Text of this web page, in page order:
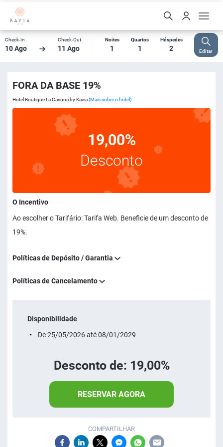
Check-In
10 Ago
Check-Out
11 Ago
Noites
1
Quartos
1
Hóspedes
2 Editar
FORA DA BASE 19%
Hotel Boutique La Casona by Kavia(Mais sobre o hotel)
19,00%
Desconto
O Incentivo
Ao escolher o Tarifário: Tarifa Web. Beneficie de um desconto de
19%.
Políticas de Depósito / Garantia
Políticas de Cancelamento
Disponibilidade
De 25/05/2026 até 08/01/2029
Desconto de: 19,00%
RESERVAR AGORA
COMPARTILHAR